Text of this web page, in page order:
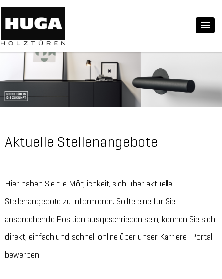
Aktuelle Stellenangebote
Hier haben Sie die Möglichkeit, sich über aktuelle
Stellenangebote zu informieren. Sollte eine für Sie
ansprechende Position ausgeschrieben sein, können Sie sich
direkt, einfach und schnell online über unser Karriere-Portal
bewerben.